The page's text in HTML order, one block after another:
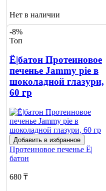
Нет в наличии
Сообщить
о наличии
-8%
Топ
Ё|батон Протеиновое
печенье Jammy pie в
шоколадной глазури,
60 гр
Добавить в избранное
Протеиновое печенье Ё|
батон
680 ₸